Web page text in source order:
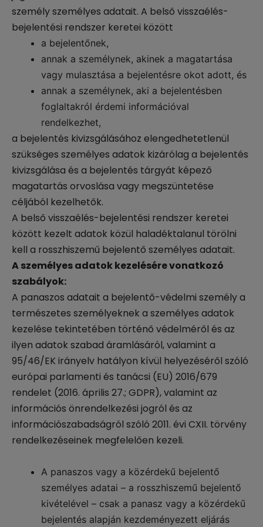
személy személyes adatait. A belső visszaélés-
bejelentési rendszer keretei között
a bejelentőnek,
annak a személynek, akinek a magatartása
vagy mulasztása a bejelentésre okot adott, és
annak a személynek, aki a bejelentésben
foglaltakról érdemi információval
rendelkezhet,
a bejelentés kivizsgálásához elengedhetetlenül
szükséges személyes adatok kizárólag a bejelentés
kivizsgálása és a bejelentés tárgyát képező
magatartás orvoslása vagy megszüntetése
céljából kezelhetők.
A belső visszaélés-bejelentési rendszer keretei
között kezelt adatok közül haladéktalanul törölni
kell a rosszhiszemű bejelentő személyes adatait.
A személyes adatok kezelésére vonatkozó
szabályok:
A panaszos adatait a bejelentő-védelmi személy a
természetes személyeknek a személyes adatok
kezelése tekintetében történő védelméről és az
ilyen adatok szabad áramlásáról, valamint a
95/46/EK irányelv hatályon kívül helyezéséről szóló
európai parlamenti és tanácsi (EU) 2016/679
rendelet (2016. április 27.; GDPR), valamint az
információs önrendelkezési jogról és az
információszabadságról szóló 2011. évi CXII. törvény
rendelkezéseinek megfelelően kezeli.
A panaszos vagy a közérdekű bejelentő
személyes adatai – a rosszhiszemű bejelentő
kivételével – csak a panasz vagy a közérdekű
bejelentés alapján kezdeményezett eljárás